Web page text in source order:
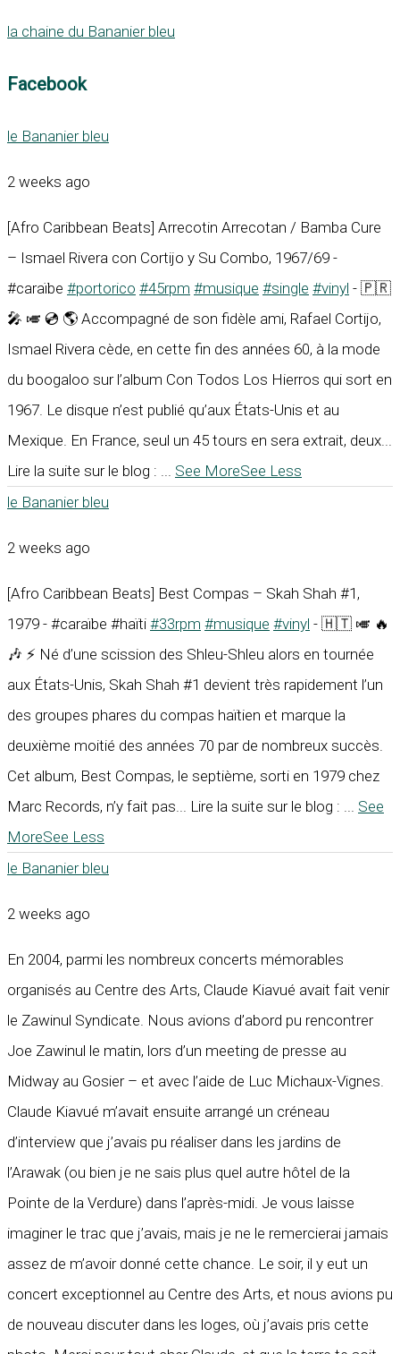
la chaine du Bananier bleu
Facebook
le Bananier bleu
2 weeks ago
[Afro Caribbean Beats] Arrecotin Arrecotan / Bamba Cure
– Ismael Rivera con Cortijo y Su Combo, 1967/69 -
#caraïbe #portorico #45rpm #musique #single #vinyl - 🇵🇷
🎤 🎺 💿 🌎 Accompagné de son fidèle ami, Rafael Cortijo,
Ismael Rivera cède, en cette fin des années 60, à la mode
du boogaloo sur l’album Con Todos Los Hierros qui sort en
1967. Le disque n’est publié qu’aux États-Unis et au
Mexique. En France, seul un 45 tours en sera extrait, deux...
Lire la suite sur le blog :
See MoreSee Less
le Bananier bleu
2 weeks ago
[Afro Caribbean Beats] Best Compas – Skah Shah #1,
1979 - #caraïbe #haïti #33rpm #musique #vinyl - 🇭🇹 🎺 🔥
🎶 ⚡ Né d’une scission des Shleu-Shleu alors en tournée
aux États-Unis, Skah Shah #1 devient très rapidement l’un
des groupes phares du compas haïtien et marque la
deuxième moitié des années 70 par de nombreux succès.
Cet album, Best Compas, le septième, sorti en 1979 chez
Marc Records, n’y fait pas... Lire la suite sur le blog :
See
MoreSee Less
le Bananier bleu
2 weeks ago
En 2004, parmi les nombreux concerts mémorables
organisés au Centre des Arts, Claude Kiavué avait fait venir
le Zawinul Syndicate. Nous avions d’abord pu rencontrer
Joe Zawinul le matin, lors d’un meeting de presse au
Midway au Gosier – et avec l’aide de Luc Michaux-Vignes.
Claude Kiavué m’avait ensuite arrangé un créneau
d’interview que j’avais pu réaliser dans les jardins de
l’Arawak (ou bien je ne sais plus quel autre hôtel de la
Pointe de la Verdure) dans l’après-midi. Je vous laisse
imaginer le trac que j’avais, mais je ne le remercierai jamais
assez de m’avoir donné cette chance. Le soir, il y eut un
concert exceptionnel au Centre des Arts, et nous avions pu
de nouveau discuter dans les loges, où j’avais pris cette